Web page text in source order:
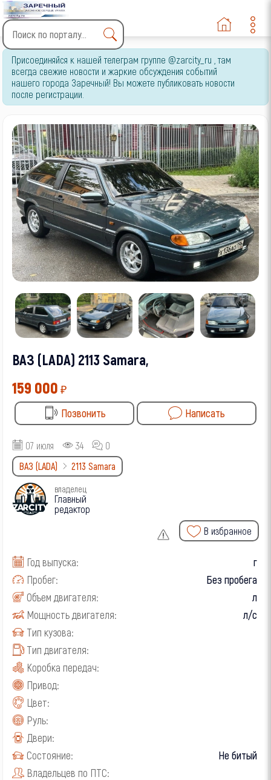
Type 2 or more characters
for results.
Присоединяйся к нашей телеграм группе @zarcity_ru , там
всегда свежие новости и жаркие обсуждения событий
нашего города Заречный! Вы можете публиковать новости
после регистрации.
ВАЗ (LADA) 2113 Samara,
159 000 ₽
Позвонить
Написать
07 июля 34
0
ВАЗ (LADA)
2113 Samara
владелец
Главный
редактор
В избранное
Год выпуска:
г
Пробег:
Без пробега
Объем двигателя:
л
Мощность двигателя:
л/с
Тип кузова:
Тип двигателя:
Коробка передач:
Привод:
Цвет:
Руль:
Двери:
Состояние:
Не битый
Владельцев по ПТС: